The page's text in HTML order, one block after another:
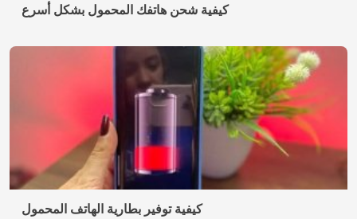
كيفية شحن هاتفك المحمول بشكل أسرع
كيفية توفير بطارية الهاتف المحمول